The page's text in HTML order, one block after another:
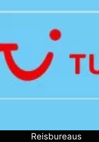
Reisbureaus